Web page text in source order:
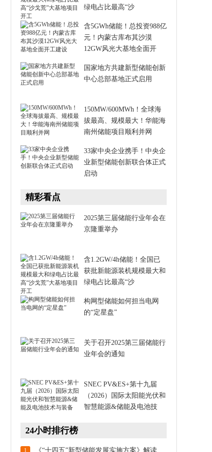
绿电占比最高“沙
含5GWh储能！总投资988亿
元！内蒙古库布其沙漠
12GW风光大基地全面开
国家地方共建新型储能创新
中心总部基地正式启用
150MW/600MWh！全球海
拔最高、规模最大！华能海
南州储能项目顺利并网
33家中央企业携手！中央企
业新型储能创新联合体正式
启动
精彩看点
2025第三届储能行业年会在
京隆重举办
含1.2GW/4h储能！全国已
获批新能源装机规模最大和
绿电占比最高“沙
构网型储能如何担当电网
的“定星盘”
关于召开2025第三届储能行
业年会的通知
SNEC PV&ES+第十九届
（2026）国际太阳能光伏和
智慧能源&储能及电池技
24小时排行榜
1 《“十四五”新型储能发展实施方案》解读